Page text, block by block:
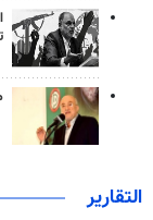
التقارير